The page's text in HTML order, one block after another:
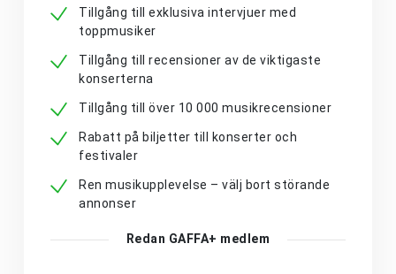
Tillgång till exklusiva intervjuer med
toppmusiker
Tillgång till recensioner av de viktigaste
konserterna
Tillgång till över 10 000 musikrecensioner
Rabatt på biljetter till konserter och
festivaler
Ren musikupplevelse – välj bort störande
annonser
Redan GAFFA+ medlem